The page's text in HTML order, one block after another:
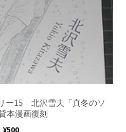
ー15 北沢雪夫「真冬のソ
本漫画復刻
¥500